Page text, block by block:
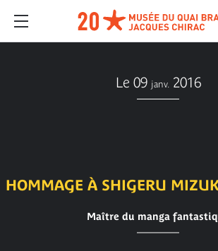
Le 09 janv. 2016
HOMMAGE À SHIGERU
Maître du manga